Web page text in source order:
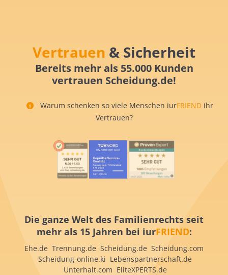
Vertrauen & Sicherheit
Bereits mehr als 55.000 Kunden
vertrauen Scheidung.de!
Warum schenken so viele Menschen iurFRIEND ihr
Vertrauen?
Die ganze Welt des Familienrechts seit
mehr als 15 Jahren bei iurFRIEND:
Ehe.de Trennung.de Scheidung.de Scheidung.com
Scheidung-online.ki Lebenspartnerschaft.de
Unterhalt.com EliteXPERTS.de